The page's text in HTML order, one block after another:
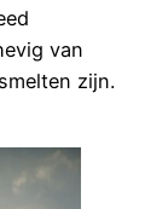
van
zijn.